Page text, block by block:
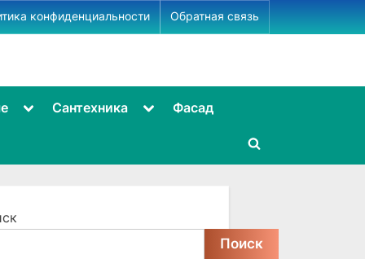
конфиденциальности Обратная связь
ToggleСантехника
ToggleФасад
Toggle
Поиск